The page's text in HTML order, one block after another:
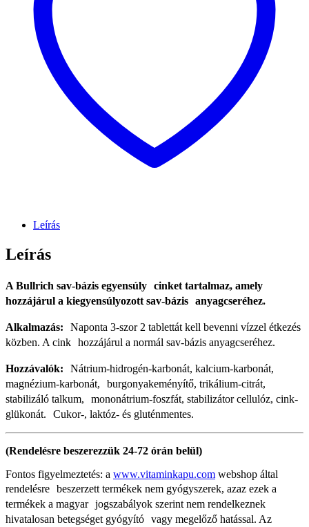
Leírás
Leírás
A Bullrich sav-bázis egyensúly cinket tartalmaz, amely
hozzájárul a kiegyensúlyozott sav-bázis anyagcseréhez.
Alkalmazás: Naponta 3-szor 2 tablettát kell bevenni vízzel étkezés
közben. A cink hozzájárul a normál sav-bázis anyagcseréhez.
Hozzávalók: Nátrium-hidrogén-karbonát, kalcium-karbonát,
magnézium-karbonát, burgonyakeményítő, trikálium-citrát,
stabilizáló talkum, mononátrium-foszfát, stabilizátor cellulóz, cink-
glükonát. Cukor-, laktóz- és gluténmentes.
(Rendelésre beszerezzük 24-72 órán belül)
Fontos figyelmeztetés: a www.vitaminkapu.com webshop által
rendelésre beszerzett termékek nem gyógyszerek, azaz ezek a
termékek a magyar jogszabályok szerint nem rendelkeznek
hivatalosan betegséget gyógyító vagy megelőző hatással. Az